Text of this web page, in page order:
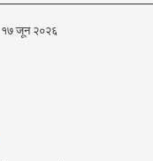
१७ जून २०२६